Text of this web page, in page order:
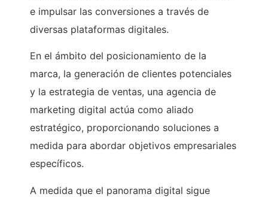
e impulsar las conversiones a través de
diversas plataformas digitales.
En el ámbito del posicionamiento de la
marca, la generación de clientes potenciales
y la estrategia de ventas, una agencia de
marketing digital actúa como aliado
estratégico, proporcionando soluciones a
medida para abordar objetivos empresariales
específicos.
A medida que el panorama digital sigue